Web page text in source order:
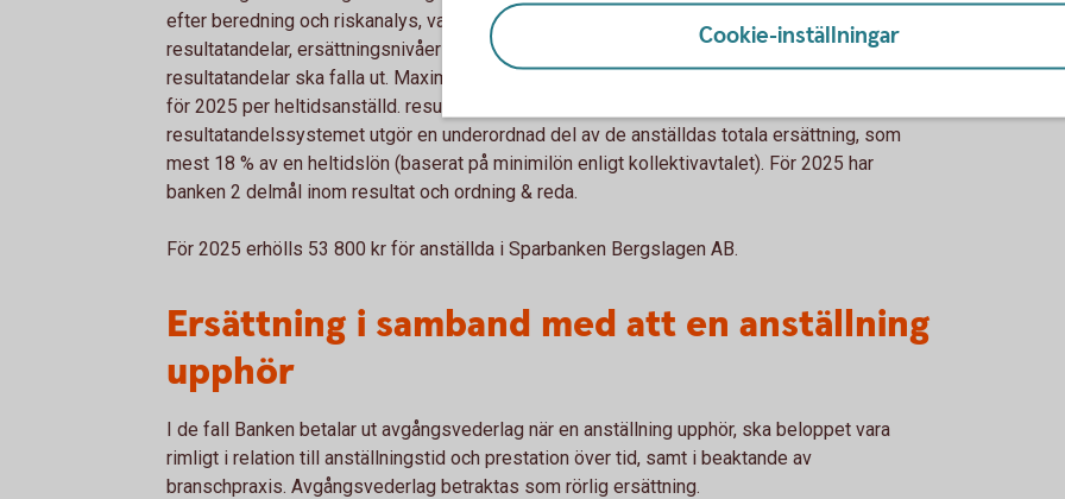
efter beredning och riskanalys, varje år beslut om vilket belopp som ska avsättas för
resultatandelar, ersättningsnivåer samt vilka kriterier som ska uppnås för att
resultatandelar ska falla ut. Maximalt utfall i resultatandelar uppgår till 1 prisbasbelopp
för 2025 per heltidsanställd. resultatandelsberättigad medarbetare. Detta innebär att
resultatandelssystemet utgör en underordnad del av de anställdas totala ersättning, som
mest 18 % av en heltidslön (baserat på minimilön enligt kollektivavtalet). För 2025 har
banken 2 delmål inom resultat och ordning & reda.
För 2025 erhölls 53 800 kr för anställda i Sparbanken Bergslagen AB.
Ersättning i samband med att en anställning
upphör
I de fall Banken betalar ut avgångsvederlag när en anställning upphör, ska beloppet vara
rimligt i relation till anställningstid och prestation över tid, samt i beaktande av
branschpraxis. Avgångsvederlag betraktas som rörlig ersättning.
Cookie-inställningar